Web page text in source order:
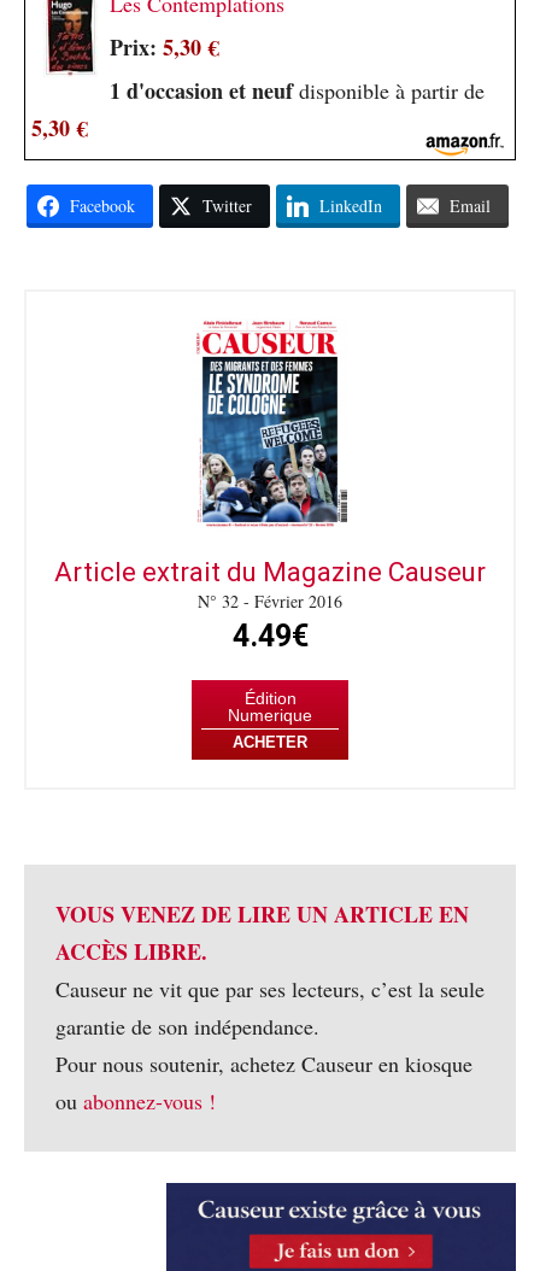
Prix: 5,30 €
1 d'occasion et neufdisponible à partir de
5,30 €
Facebook Twitter LinkedIn Email
Article extrait du Magazine Causeur
N° 32 - Février 2016
4.49€
Édition
Numerique
ACHETER
VOUS VENEZ DE LIRE UN ARTICLE EN
ACCÈS LIBRE.
Causeur ne vit que par ses lecteurs, c’est la seule
garantie de son indépendance.
Pour nous soutenir, achetez Causeur en kiosque
ou abonnez-vous !